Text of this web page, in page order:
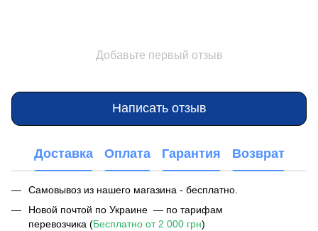
Добавьте первый отзыв
Написать отзыв
Доставка Оплата Гарантия Возврат
Самовывоз из нашего магазина - бесплатно.
Новой почтой по Украине — по тарифам
перевозчика (Бесплатно от 2 000 грн)